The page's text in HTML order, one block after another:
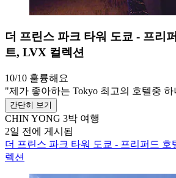
더 프린스 파크 타워 도쿄 - 프리
트, LVX 컬렉션
10/10 훌륭해요
"제가 좋아하는 Tokyo 최고의 호텔중
간단히 보기
CHIN YONG 3박 여행
2일 전에 게시됨
더 프린스 파크 타워 도쿄 - 프리퍼드
렉션